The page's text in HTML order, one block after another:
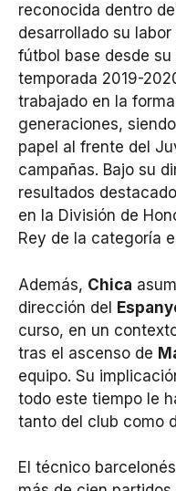
reconocida dentro
desarrollado su
fútbol base desde
temporada 2019-
trabajado en la
generaciones,
papel al frente del
campañas. Bajo su
resultados
en la División de
Rey de la categoría
Además, Chica
dirección del
curso, en un
tras el ascenso de
equipo. Su
todo este tiempo le
tanto del club como
El técnico